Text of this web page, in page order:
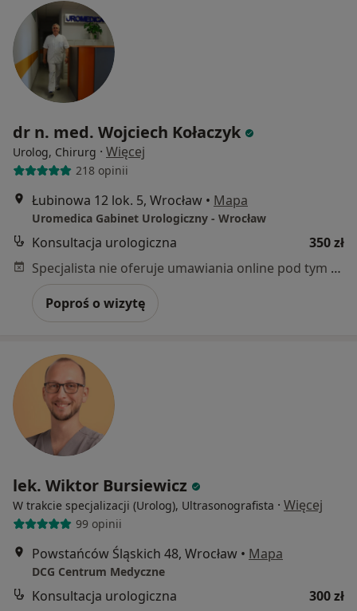
dr n. med. Wojciech Kołaczyk
Urolog, Chirurg · Więcej
218 opinii
Łubinowa 12 lok. 5, Wrocław • Mapa
Uromedica Gabinet Urologiczny - Wrocław
Konsultacja urologiczna
350 zł
Specjalista nie oferuje umawiania online pod tym adresem.
Poproś o wizytę
lek. Wiktor Bursiewicz
W trakcie specjalizacji (Urolog), Ultrasonografista · Więcej
99 opinii
Powstańców Śląskich 48, Wrocław • Mapa
DCG Centrum Medyczne
Konsultacja urologiczna
300 zł